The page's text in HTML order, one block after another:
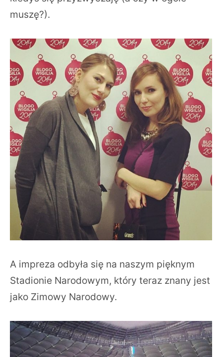
muszę?).
A impreza odbyła się na naszym pięknym
Stadionie Narodowym, który teraz znany jest
jako Zimowy Narodowy.